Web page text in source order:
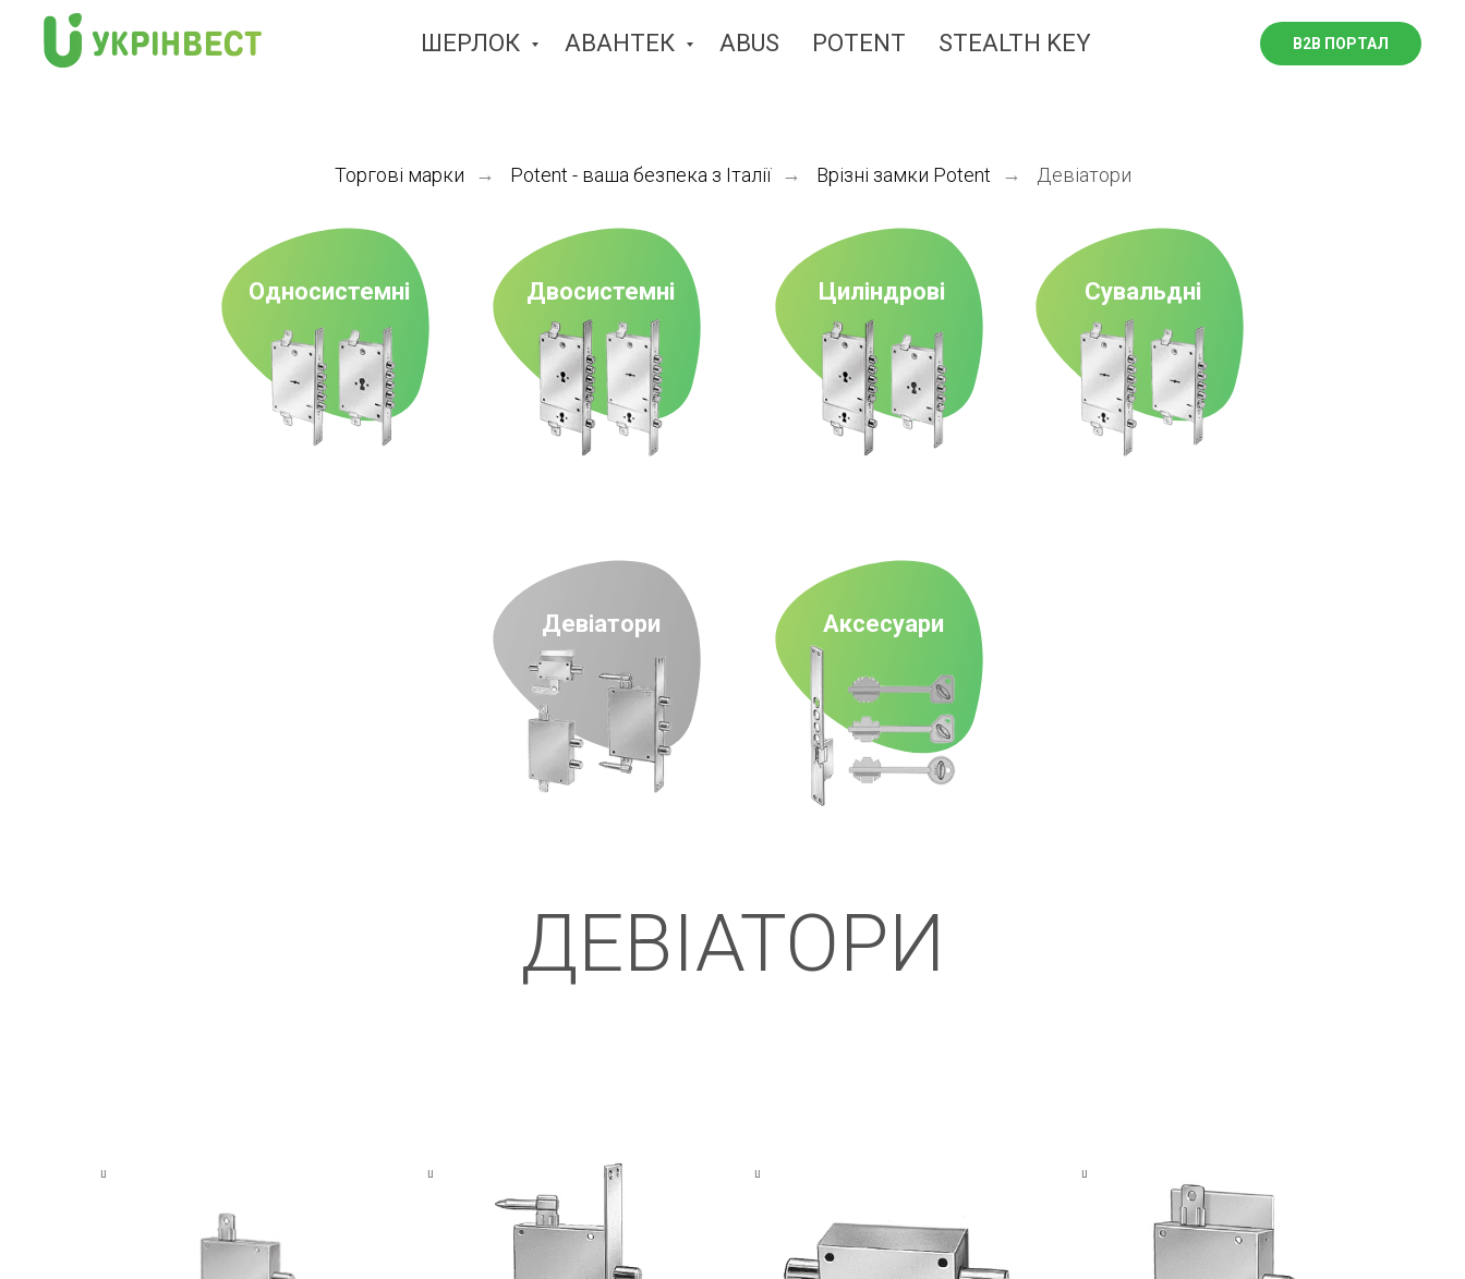
ШЕРЛОК АВАНТЕК ABUS POTENT STEALTH KEY B2B ПОРТАЛ
Торгові марки → Potent - ваша безпека з Італії → Врізні замки Potent → Девіатори
Односистемні Двосистемні Циліндрові Сувальдні
Девіатори Аксесуари
ДЕВІАТОРИ